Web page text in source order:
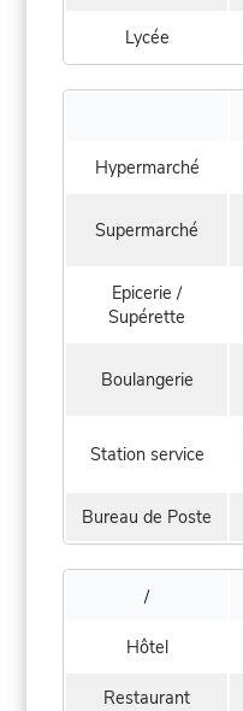
Lycée
Hypermarché
Supermarché
Epicerie /
Supérette
Boulangerie
Station service
Bureau de Poste
/
Hôtel
Restaurant